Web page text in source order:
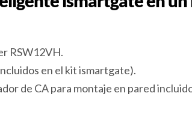
RSW12VH.
en el kit ismartgate).
de CA para montaje en pared